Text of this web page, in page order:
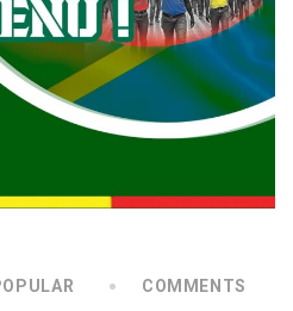
COMMENTS